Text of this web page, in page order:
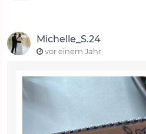
Michelle_S.24
vor einem Jahr